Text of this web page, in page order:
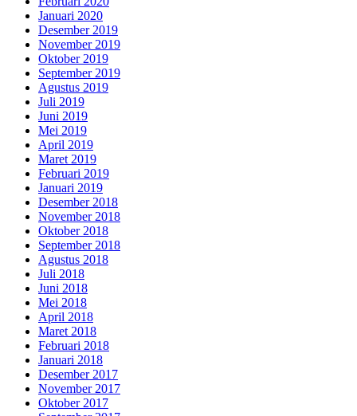
Januari 2020
Desember 2019
November 2019
Oktober 2019
September 2019
Agustus 2019
Juli 2019
Juni 2019
Mei 2019
April 2019
Maret 2019
Februari 2019
Januari 2019
Desember 2018
November 2018
Oktober 2018
September 2018
Agustus 2018
Juli 2018
Juni 2018
Mei 2018
April 2018
Maret 2018
Februari 2018
Januari 2018
Desember 2017
November 2017
Oktober 2017